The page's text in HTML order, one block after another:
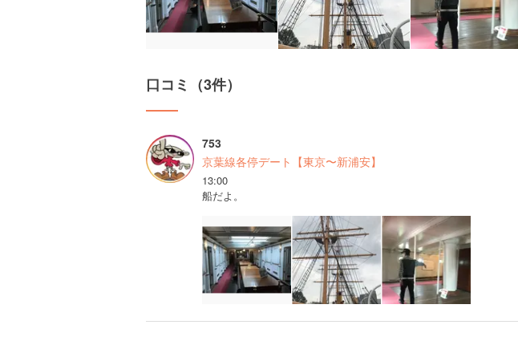
口コミ（3件）
753
京葉線各停デート【東京〜新浦安】
13:00
船だよ。